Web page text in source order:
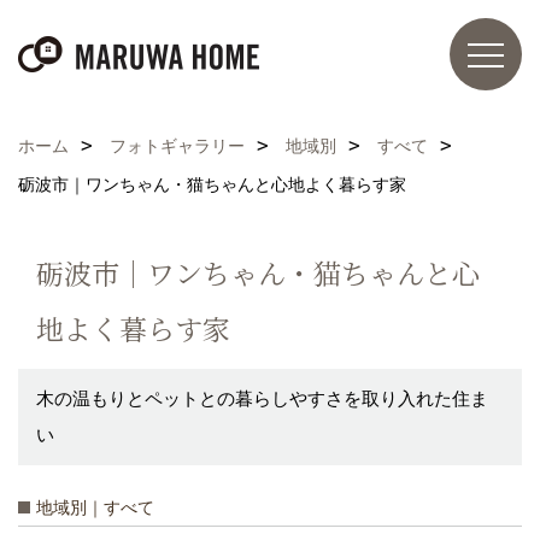
ホーム フォトギャラリー 地域別
すべて
砺波市｜ワンちゃん・猫ちゃんと心地よく暮らす家
砺波市｜ワンちゃん・猫ちゃんと心
地よく暮らす家
木の温もりとペットとの暮らしやすさを取り入れた住ま
い
地域別｜すべて